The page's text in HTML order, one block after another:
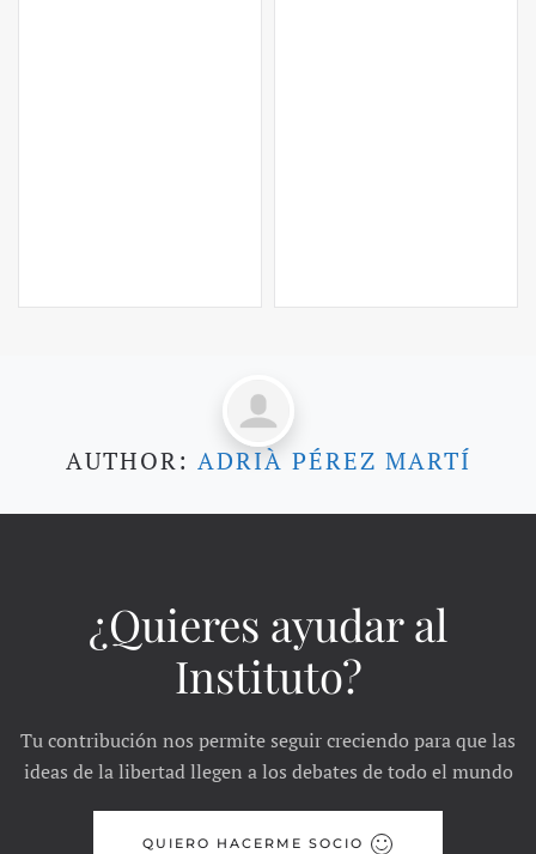
AUTHOR: ADRIÀ PÉREZ MARTÍ
¿Quieres ayudar al
Instituto?
Tu contribución nos permite seguir creciendo para que las
ideas de la libertad llegen a los debates de todo el mundo
QUIERO HACERME SOCIO